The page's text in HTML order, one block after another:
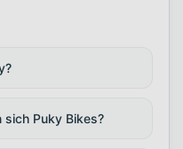
sich Puky Bikes?